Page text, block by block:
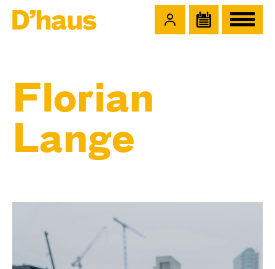
Florian
Lange